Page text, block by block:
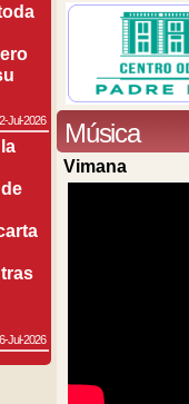
Jul-2026
Jul-2026
Música
Vimana